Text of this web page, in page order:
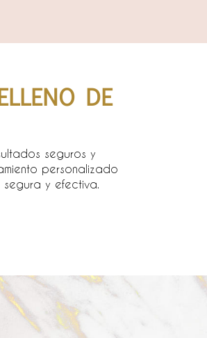
DE
seguros y
personalizado
y efectiva.